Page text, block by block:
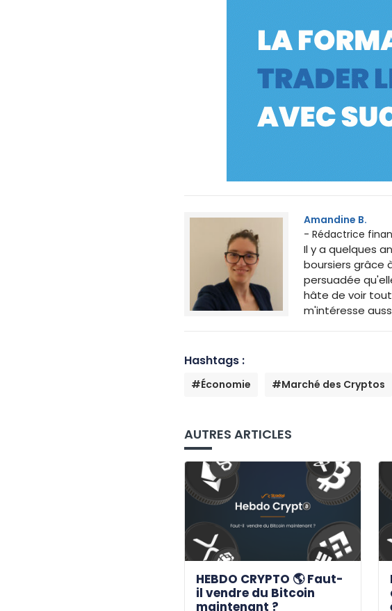
Amandine B.
- Rédactrice
Il y a quelques
boursiers grâce
persuadée
hâte de voir
m'intéresse
Hashtags :
#Économie #Marché des Cryptos
AUTRES ARTICLES
HEBDO CRYPTO 🌎 Faut-
il vendre du Bitcoin
maintenant ?